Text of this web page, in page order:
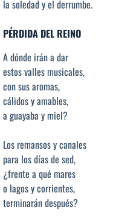
la soledad y el derrumbe.
PÉRDIDA DEL REINO
A dónde irán a dar
estos valles musicales,
con sus aromas,
cálidos y amables,
a guayaba y miel?
Los remansos y canales
para los días de sed,
¿frente a qué mares
o lagos y corrientes,
terminarán después?